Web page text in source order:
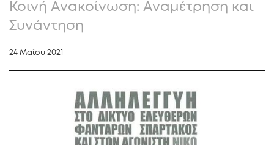
Κοινή Ανακοίνωση: Αναμέτρηση και
Συνάντηση
24 Μαΐου 2021